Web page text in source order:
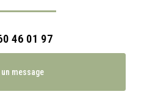
46 01 97
un message